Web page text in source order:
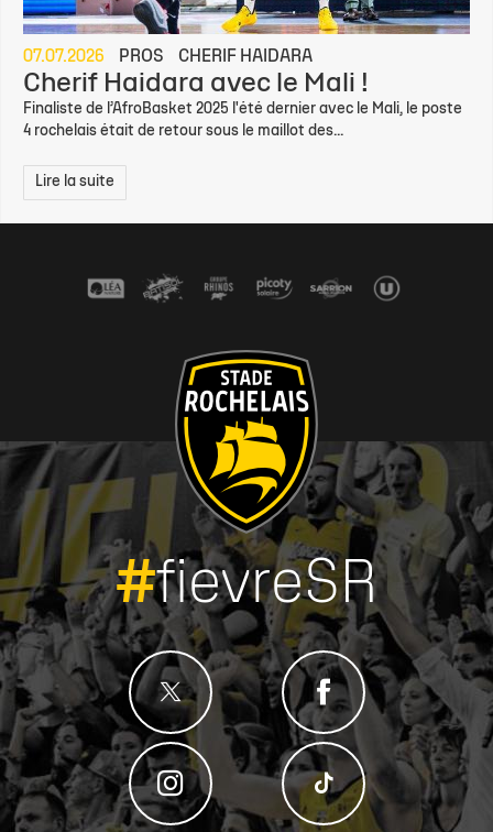
07.07.2026 PROS CHERIF HAIDARA
Cherif Haidara avec le Mali !
Finaliste de l’AfroBasket 2025 l'été dernier avec le Mali, le poste
4 rochelais était de retour sous le maillot des...
Lire la suite
#fievreSR